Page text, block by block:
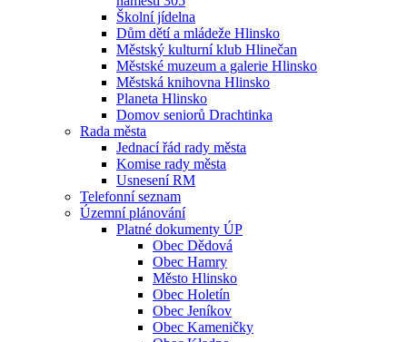
Školní jídelna
Dům dětí a mládeže Hlinsko
Městský kulturní klub Hlinečan
Městské muzeum a galerie Hlinsko
Městská knihovna Hlinsko
Planeta Hlinsko
Domov seniorů Drachtinka
Rada města
Jednací řád rady města
Komise rady města
Usnesení RM
Telefonní seznam
Územní plánování
Platné dokumenty ÚP
Obec Dědová
Obec Hamry
Město Hlinsko
Obec Holetín
Obec Jeníkov
Obec Kameničky